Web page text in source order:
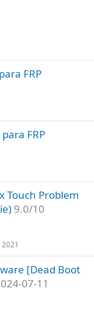
FRP
FRP
Touch Problem
9.0/10
[Dead Boot
07-11